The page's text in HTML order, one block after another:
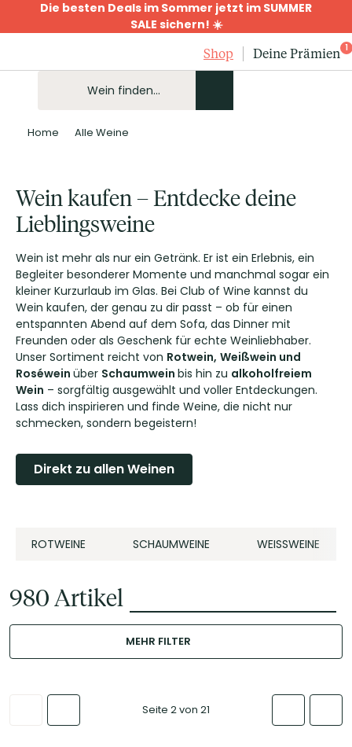
Die besten Deals im Sommer jetzt im SUMMER
SALE sichern! ☀️
Shop
Deine Prämien 1
Home Alle Weine
Wein kaufen – Entdecke deine
Lieblingsweine
Wein ist mehr als nur ein Getränk. Er ist ein Erlebnis, ein
Begleiter besonderer Momente und manchmal sogar ein
kleiner Kurzurlaub im Glas. Bei Club of Wine kannst du
Wein kaufen, der genau zu dir passt – ob für einen
entspannten Abend auf dem Sofa, das Dinner mit
Freunden oder als Geschenk für echte Weinliebhaber.
Unser Sortiment reicht von Rotwein, Weißwein und
Roséwein über Schaumwein bis hin zu alkoholfreiem
Wein – sorgfältig ausgewählt und voller Entdeckungen.
Lass dich inspirieren und finde Weine, die nicht nur
schmecken, sondern begeistern!
Direkt zu allen Weinen
ROTWEINE SCHAUMWEINE WEISSWEINE
980 Artikel
MEHR FILTER
Seite 2 von 21